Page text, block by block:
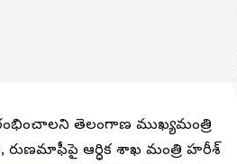
తెలంగాణ ముఖ్యమంత్రి
రుణమాఫీపై ఆర్ధిక శాఖ మంత్రి హరీశ్